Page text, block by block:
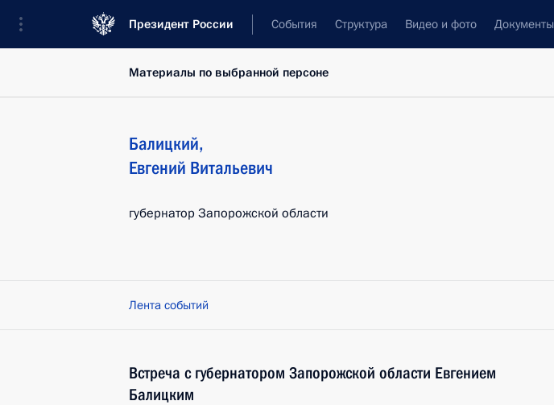
Президент России События Структура Видео и фото Документы
Материалы по выбранной персоне
Балицкий,
Евгений Витальевич
губернатор Запорожской области
Лента событий
Встреча с губернатором Запорожской области Евгением
Балицким